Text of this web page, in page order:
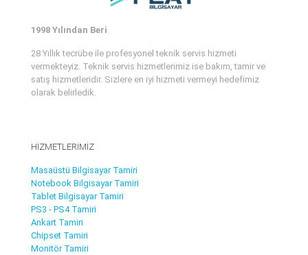
1998 Yılından Beri
28 Yıllık tecrübe ile profesyonel teknik servis hizmeti
vermekteyiz. Teknik servis hizmetlerimiz ise bakım, tamir ve
satış hizmetleridir. Sizlere en iyi hizmeti vermeyi hedefimiz
olarak belirledik.
HİZMETLERİMİZ
Masaüstü Bilgisayar Tamiri
Notebook Bilgisayar Tamiri
Tablet Bilgisayar Tamiri
PS3 - PS4 Tamiri
Ankart Tamiri
Chipset Tamiri
Monitör Tamiri